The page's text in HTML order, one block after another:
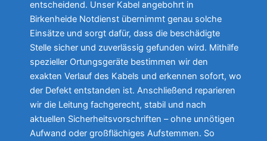
entscheidend. Unser Kabel angebohrt in
Birkenheide Notdienst übernimmt genau solche
Einsätze und sorgt dafür, dass die beschädigte
Stelle sicher und zuverlässig gefunden wird. Mithilfe
spezieller Ortungsgeräte bestimmen wir den
exakten Verlauf des Kabels und erkennen sofort, wo
der Defekt entstanden ist. Anschließend reparieren
wir die Leitung fachgerecht, stabil und nach
aktuellen Sicherheitsvorschriften – ohne unnötigen
Aufwand oder großflächiges Aufstemmen. So